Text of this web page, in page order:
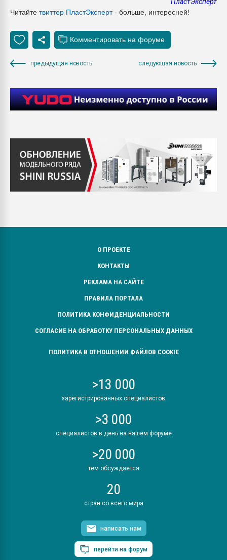
Читайте твиттер ПластЭксперт- больше, интересней!
предыдущая новость следующая новость
О ПРОЕКТЕ
КОНТАКТЫ
РЕКЛАМА НА САЙТЕ
ПРАВИЛА ПОРТАЛА
ПОЛИТИКА КОНФИДЕНЦИАЛЬНОСТИ
СОГЛАСИЕ НА ОБРАБОТКУ ПЕРСОНАЛЬНЫХ ДАННЫХ
ПОЛИТИКА В ОТНОШЕНИИ ФАЙЛОВ COOKIE
>13 000
зарегистрированных специалистов
>3 000
специалистов в день на нашем форуме
>20 000
тем обсуждается
20
стран со всего мира
написать нам
перейти на форум